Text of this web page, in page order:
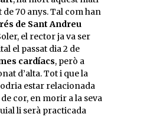
de 70 anys. Tal com han
de Sant Andreu
el rector ja va ser
el passat dia 2 de
cardíacs, però a
d’alta. Tot i que la
estar relacionada
cor, en morir a la seva
li serà practicada